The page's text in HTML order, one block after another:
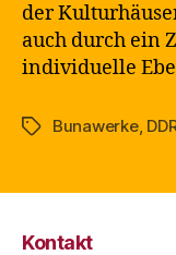
der
auch durch ein
individuelle
Schlagwörter
Bunawerke,
Kontakt